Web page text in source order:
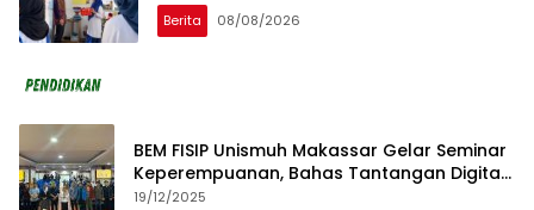
Berita 08/08/2026
BEM FISIP Unismuh Makassar Gelar Seminar
Keperempuanan, Bahas Tantangan Digital
dan Budaya Lokal
19/12/2025